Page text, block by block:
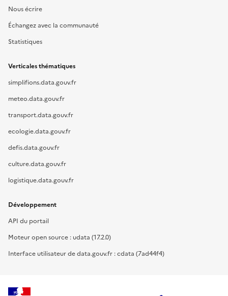
Nous écrire
Échangez avec la communauté
Statistiques
Verticales thématiques
simplifions.data.gouv.fr
meteo.data.gouv.fr
transport.data.gouv.fr
ecologie.data.gouv.fr
defis.data.gouv.fr
culture.data.gouv.fr
logistique.data.gouv.fr
Développement
API du portail
Moteur open source : udata (17.2.0)
Interface utilisateur de data.gouv.fr : cdata (7ad44f4)